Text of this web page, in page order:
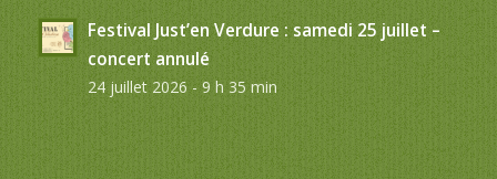
Festival Just’en Verdure : samedi 25 juillet –
concert annulé
24 juillet 2026 - 9 h 35 min